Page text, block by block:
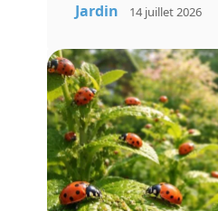
Jardin 14 juillet 2026